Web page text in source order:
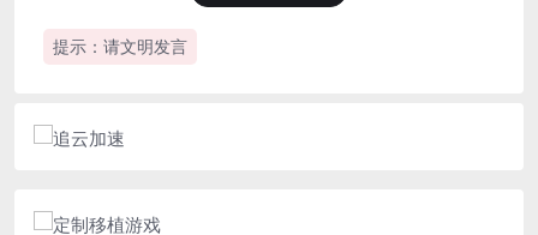
提示：请文明发言